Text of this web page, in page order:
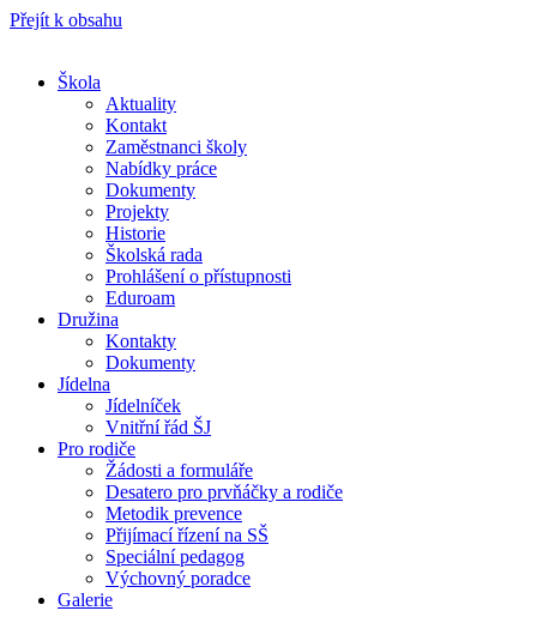
Přejít k obsahu
Škola
Aktuality
Kontakt
Zaměstnanci školy
Nabídky práce
Dokumenty
Projekty
Historie
Školská rada
Prohlášení o přístupnosti
Eduroam
Družina
Kontakty
Dokumenty
Jídelna
Jídelníček
Vnitřní řád ŠJ
Pro rodiče
Žádosti a formuláře
Desatero pro prvňáčky a rodiče
Metodik prevence
Přijímací řízení na SŠ
Speciální pedagog
Výchovný poradce
Galerie